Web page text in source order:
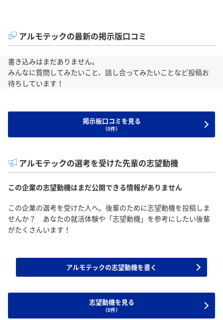
アルモテックの最新の掲示版口コミ
書き込みはまだありません。
みんなに質問してみたいこと、話し合ってみたいことなど投稿お
待ちしています！
掲示板口コミを見る
（0件）
アルモテックの選考を受けた先輩の志望動機
この企業の志望動機はまだ公開できる情報がありません
この企業の選考を受けた人へ。後輩のために志望動機を投稿しま
せんか？ あなたの就活体験や「志望動機」を参考にしたい後輩
がたくさんいます！
アルモテックの志望動機を書く
志望動機を見る
（0件）